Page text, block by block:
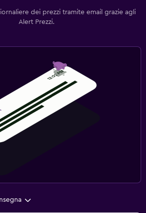
dei prezzi tramite email grazie agli
Alert Prezzi.